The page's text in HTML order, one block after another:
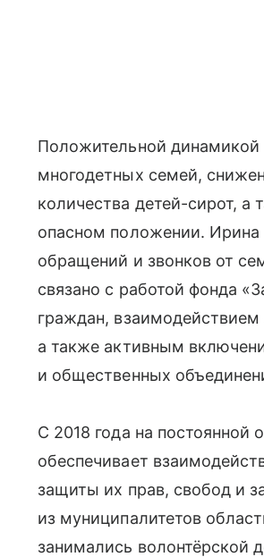
Положительной динамикой
многодетных семей,
количества детей-сирот,
опасном положении. Ирина
обращений и звонков от
связано с работой фонда
граждан,
а также активным
и общественных
С 2018 года на постоянной
обеспечивает
защиты их прав, свобод и
из муниципалитетов
занимались волонтёрской